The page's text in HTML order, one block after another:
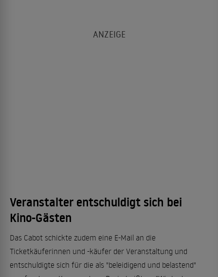
Veranstalter entschuldigt sich bei
Kino-Gästen
Das Cabot schickte zudem eine E-Mail an die
Ticketkäuferinnen und -käufer der Veranstaltung und
entschuldigte sich für die als "beleidigend und belastend"